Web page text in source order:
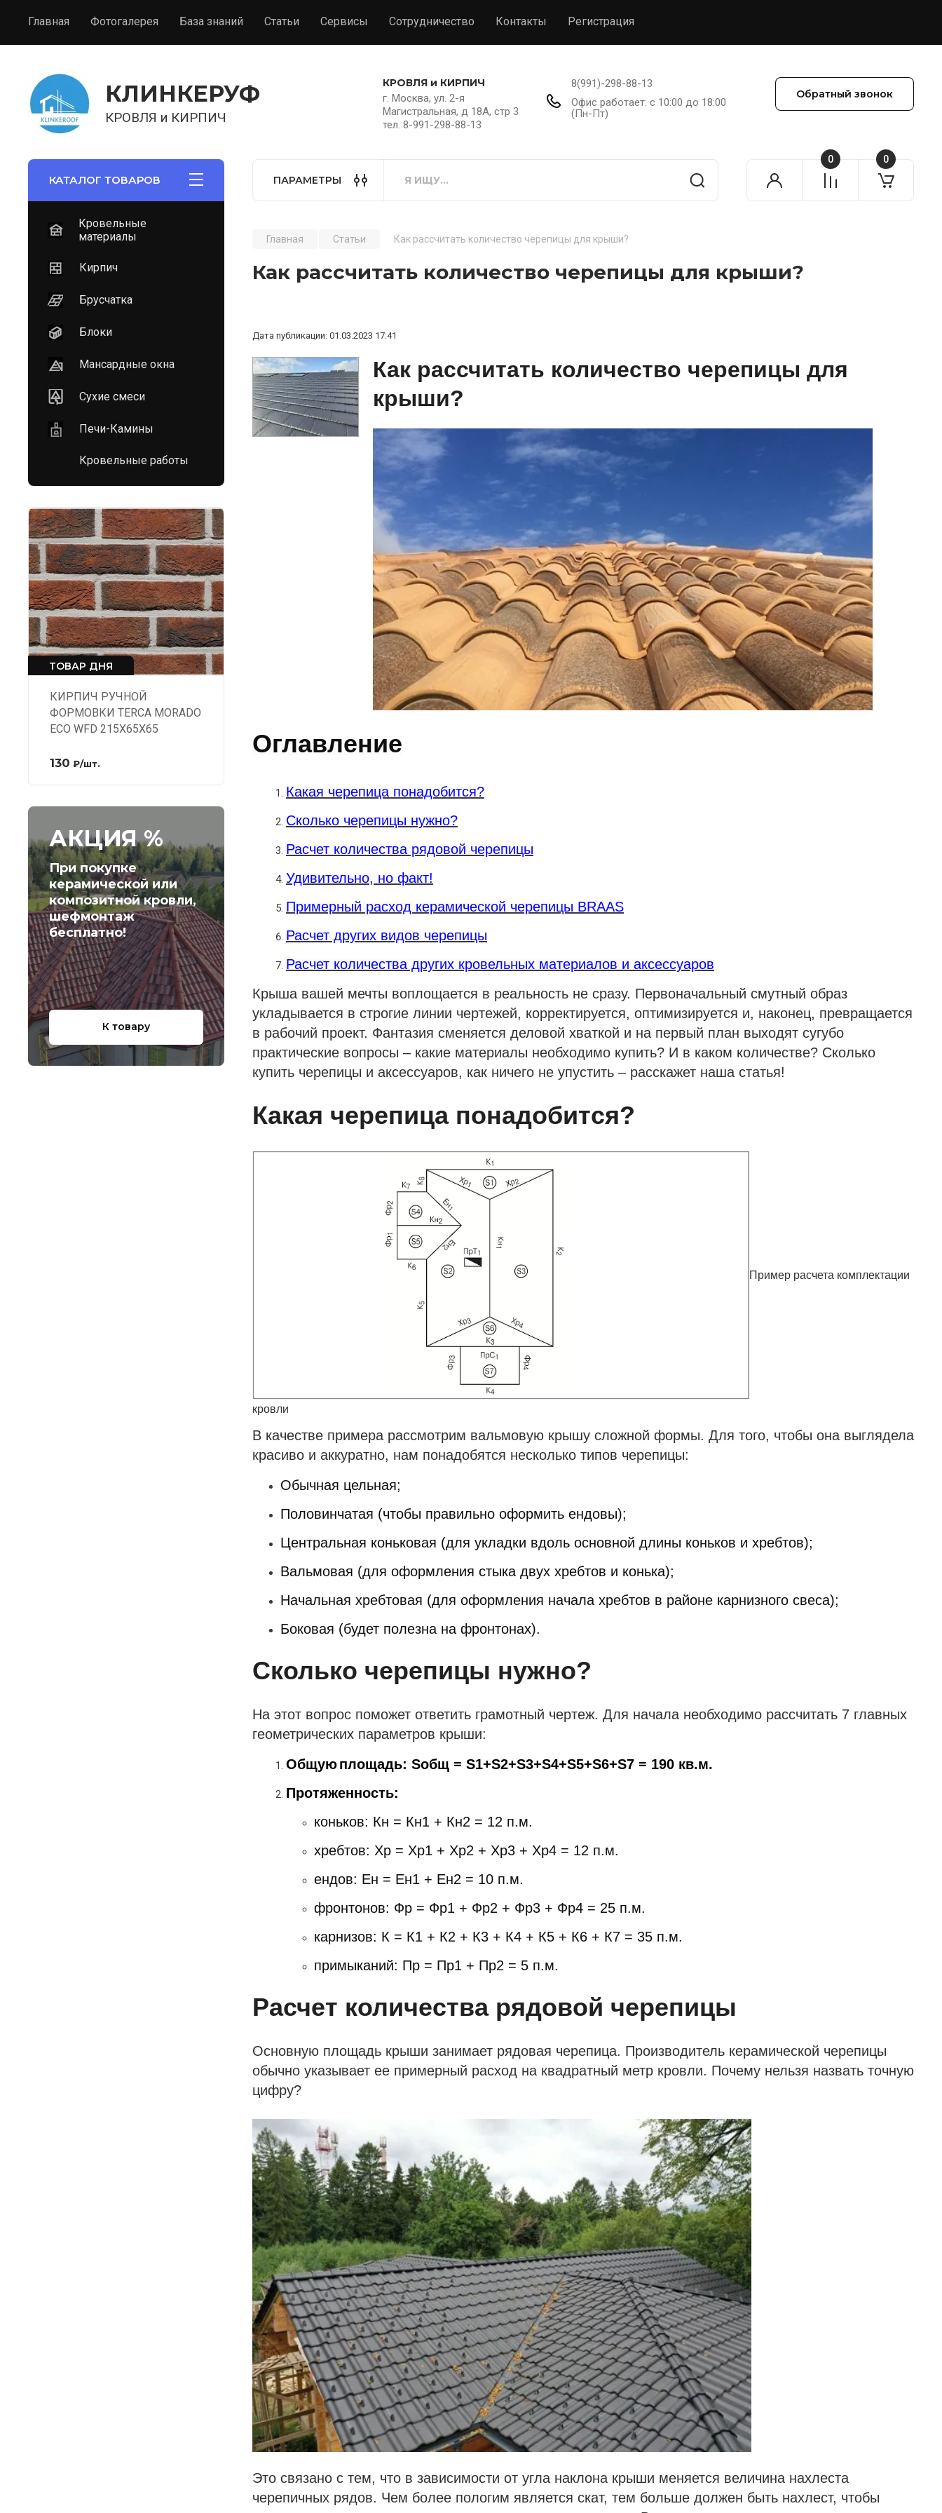
Главная Фотогалерея База знаний Статьи Сервисы Сотрудничество Контакты Регистрация
КЛИНКЕРУФ
КРОВЛЯ и КИРПИЧ
КРОВЛЯ и КИРПИЧ
г. Москва, ул. 2-я
Магистральная, д 18А, стр 3
тел. 8-991-298-88-13
8(991)-298-88-13
Офис работает: с 10:00 до 18:00
(Пн-Пт)
Обратный звонок
КАТАЛОГ ТОВАРОВ ПАРАМЕТРЫ
0 0
Кровельные
материалы
Кирпич
Брусчатка
Блоки
Мансардные окна
Сухие смеси
Печи-Камины
Кровельные работы
ТОВАР ДНЯ
КИРПИЧ РУЧНОЙ
ФОРМОВКИ TERCA MORADO
ECO WFD 215X65X65
130 ₽/шт.
АКЦИЯ %
При покупке
керамической или
композитной кровли,
шефмонтаж
бесплатно!
К товару
Главная Статьи Как рассчитать количество черепицы для крыши?
Как рассчитать количество черепицы для крыши?
Дата публикации: 01.03.2023 17:41
Как рассчитать количество черепицы для
крыши?
Оглавление
Какая черепица понадобится?
Сколько черепицы нужно?
Расчет количества рядовой черепицы
Удивительно, но факт!
Примерный расход керамической черепицы BRAAS
Расчет других видов черепицы
Расчет количества других кровельных материалов и аксессуаров
Крыша вашей мечты воплощается в реальность не сразу. Первоначальный смутный образ
укладывается в строгие линии чертежей, корректируется, оптимизируется и, наконец, превращается
в рабочий проект. Фантазия сменяется деловой хваткой и на первый план выходят сугубо
практические вопросы – какие материалы необходимо купить? И в каком количестве? Сколько
купить черепицы и аксессуаров, как ничего не упустить – расскажет наша статья!
Какая черепица понадобится?
Пример расчета комплектации
кровли
В качестве примера рассмотрим вальмовую крышу сложной формы. Для того, чтобы она выглядела
красиво и аккуратно, нам понадобятся несколько типов черепицы:
Обычная цельная;
Половинчатая (чтобы правильно оформить ендовы);
Центральная коньковая (для укладки вдоль основной длины коньков и хребтов);
Вальмовая (для оформления стыка двух хребтов и конька);
Начальная хребтовая (для оформления начала хребтов в районе карнизного свеса);
Боковая (будет полезна на фронтонах).
Сколько черепицы нужно?
На этот вопрос поможет ответить грамотный чертеж. Для начала необходимо рассчитать 7 главных
геометрических параметров крыши:
Общуюплощадь: Sобщ = S1+S2+S3+S4+S5+S6+S7 = 190 кв.м.
Протяженность:
коньков: Кн = Кн1 + Кн2 = 12 п.м.
хребтов: Хр = Хр1 + Хр2 + Хр3 + Хр4 = 12 п.м.
ендов: Ен = Ен1 + Ен2 = 10 п.м.
фронтонов: Фр = Фр1 + Фр2 + Фр3 + Фр4 = 25 п.м.
карнизов: К = К1 + К2 + К3 + К4 + К5 + К6 + К7 = 35 п.м.
примыканий: Пр = Пр1 + Пр2 = 5 п.м.
Расчет количества рядовой черепицы
Основную площадь крыши занимает рядовая черепица. Производитель керамической черепицы
обычно указывает ее примерный расход на квадратный метр кровли. Почему нельзя назвать точную
цифру?
Это связано с тем, что в зависимости от угла наклона крыши меняется величина нахлеста
черепичных рядов. Чем более пологим является скат, тем больше должен быть нахлест, чтобы